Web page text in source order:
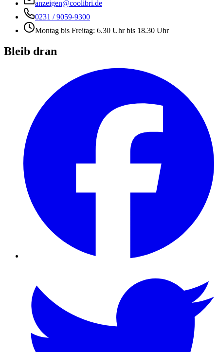
anzeigen@coolibri.de
0231 / 9059-9300
Montag bis Freitag: 6.30 Uhr bis 18.30 Uhr
Bleib dran